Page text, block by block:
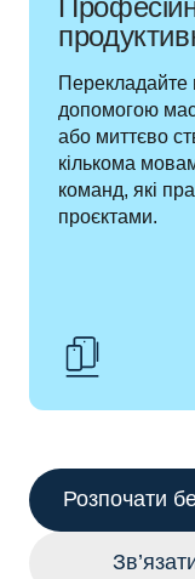
Перекладайте
допомогою
або миттєво
кількома
команд, які
проєктами.
Розпочати